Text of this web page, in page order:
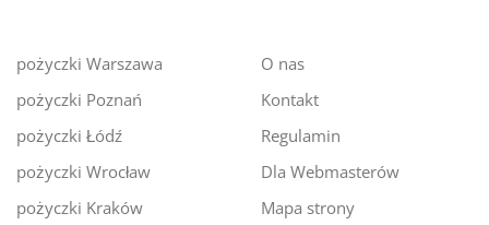
pożyczki Warszawa
pożyczki Poznań
pożyczki Łódź
pożyczki Wrocław
pożyczki Kraków
O nas
Kontakt
Regulamin
Dla Webmasterów
Mapa strony